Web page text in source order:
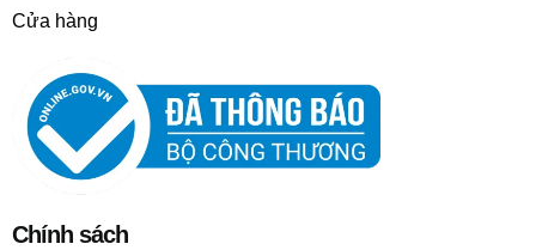
Cửa hàng
Chính sách